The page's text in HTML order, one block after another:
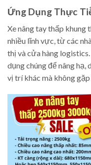
Ứng Dụng Thực
Xe nâng tay thấp
nhiều lĩnh vực, từ các
thị và cửa hàng
dụng chúng để nâng hạ,
vị trí khác mà không